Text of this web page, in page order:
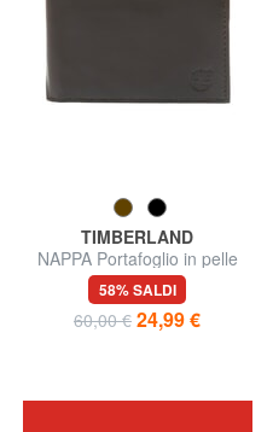
TIMBERLAND
NAPPA Portafoglio in pelle
58% SALDI
60,00 € 24,99 €